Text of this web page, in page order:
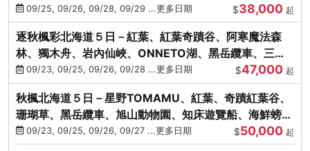
丑漢堡、洞爺花火
09/25, 09/26, 09/28, 09/29 ...更多日期 $38,000 起
逐秋楓彩北海道５日－紅葉、紅葉奇蹟谷、阿寒魔法森
林、獨木舟、岩內仙峽、ONNETO湖、黑岳纜車、三國
峠、豐平峽、螃蟹溫泉
09/23, 09/25, 09/26, 09/28 ...更多日期 $47,000 起
秋楓北海道５日－星野TOMAMU、紅葉、奇蹟紅葉谷、
珊瑚草、黑岳纜車、旭山動物園、知床遊覽船、海鮮螃蟹
和牛吃到飽
09/23, 09/25, 09/26, 09/27 ...更多日期 $50,000 起